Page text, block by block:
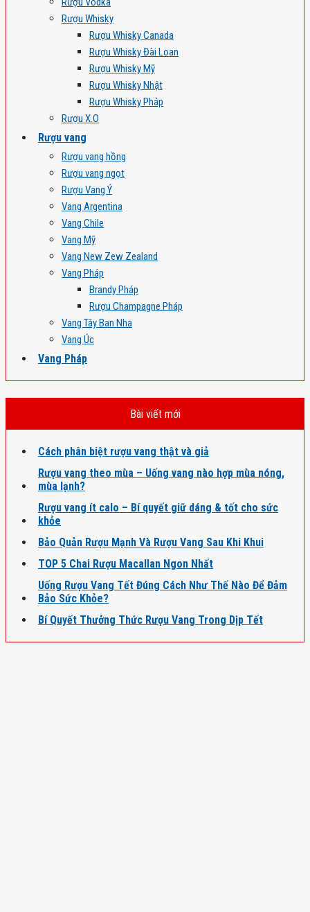
Rượu Whisky
Rượu Whisky Canada
Rượu Whisky Đài Loan
Rượu Whisky Mỹ
Rượu Whisky Nhật
Rượu Whisky Pháp
Rượu X.O
Rượu vang
Rượu vang hồng
Rượu vang ngọt
Rượu Vang Ý
Vang Argentina
Vang Chile
Vang Mỹ
Vang New Zew Zealand
Vang Pháp
Brandy Pháp
Rượu Champagne Pháp
Vang Tây Ban Nha
Vang Úc
Vang Pháp
Bài viết mới
Cách phân biệt rượu vang thật và giả
Rượu vang theo mùa – Uống vang nào hợp mùa nóng,
mùa lạnh?
Rượu vang ít calo – Bí quyết giữ dáng & tốt cho sức
khỏe
Bảo Quản Rượu Mạnh Và Rượu Vang Sau Khi Khui
TOP 5 Chai Rượu Macallan Ngon Nhất
Uống Rượu Vang Tết Đúng Cách Như Thế Nào Để Đảm
Bảo Sức Khỏe?
Bí Quyết Thưởng Thức Rượu Vang Trong Dịp Tết